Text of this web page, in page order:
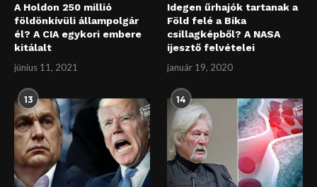
A Holdon 250 millió
földönkívüli állampolgár
él? A CIA egykori embere
kitálalt
június 11, 2021
Idegen űrhajók tartanak a
Föld felé a Bika
csillagképből? A NASA
ijesztő felvételei
január 19, 2020
13 14